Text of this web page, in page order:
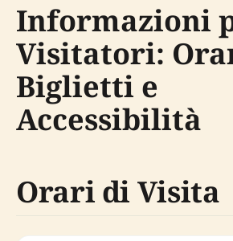
Informazioni
Visitatori:
Biglietti e
Accessibilità
Orari di Visita